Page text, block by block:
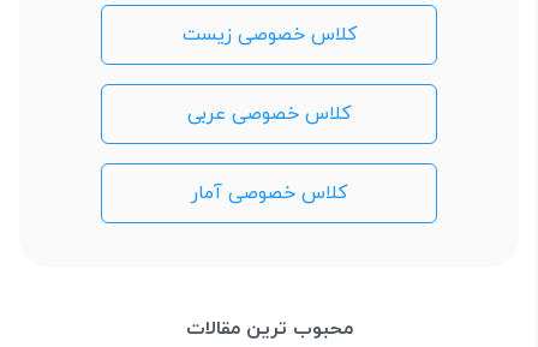
کلاس خصوصی زیست
کلاس خصوصی عربی
کلاس خصوصی آمار
محبوب ترین مقالات